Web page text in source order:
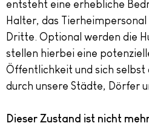
entsteht eine erhebliche
Halter, das
Dritte. Optional werden die
stellen hierbei eine
Öffentlichkeit und sich selbst
durch unsere Städte, Dörfer
Dieser Zustand ist nicht